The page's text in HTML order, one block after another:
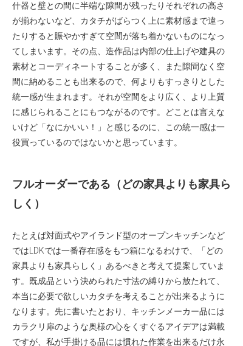
什器と壁との間に半端な隙間が残ったりそれぞれの高さ
が揃わないなど、カタチがばらつく上に素材感まで違っ
たりすると賑やかすぎて空間が落ち着かないものになっ
てしまいます。その点、造作品は内部の仕上げや建具の
素材とコーディネートすることが多く、また隙間なく空
間に納めることも出来るので、何よりもすっきりとした
統一感が生まれます。それが空間をより広く、より上質
に感じられることにもつながるのです。どことは言えな
いけど「なにかいい！」と感じるのに、この統一感は一
役買っているのではないかと思っています。
フルオーダーである（どの家具よりも家具ら
しく）
たとえば対面式やアイランド型のオープンキッチンなど
ではLDKでは一番存在感をもつ箱になるわけで、「どの
家具よりも家具らしく」あるべきと考えて提案していま
す。既成品という決められた寸法の縛りから放たれて、
本当に必要で欲しいカタチを考えることが出来るように
なります。先に書いたとおり、キッチンメーカー品には
カラクリ扉のような奥様の心をくすぐるアイデアは満載
ですが、私が手掛ける品には慣れた作業を出来るだけ永